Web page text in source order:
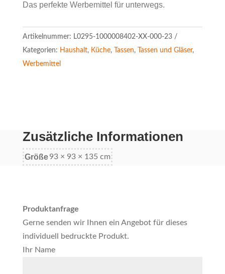
Das perfekte Werbemittel für unterwegs.
Artikelnummer: L0295-1000008402-XX-000-23
Kategorien: Haushalt, Küche, Tassen, Tassen und Gläser,
Werbemittel
Zusätzliche Informationen
Größe 93 × 93 × 135 cm
Produktanfrage
Gerne senden wir Ihnen ein Angebot für dieses
individuell bedruckte Produkt.
Ihr Name